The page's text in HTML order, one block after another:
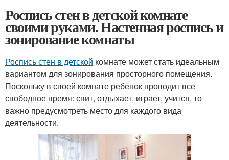
Роспись стен в детской комнате
своими руками. Настенная роспись и
зонирование комнаты
Роспись стен в детской комнате может стать идеальным
вариантом для зонирования просторного помещения.
Поскольку в своей комнате ребенок проводит все
свободное время: спит, отдыхает, играет, учится, то
важно предусмотреть место для каждого вида
деятельности.